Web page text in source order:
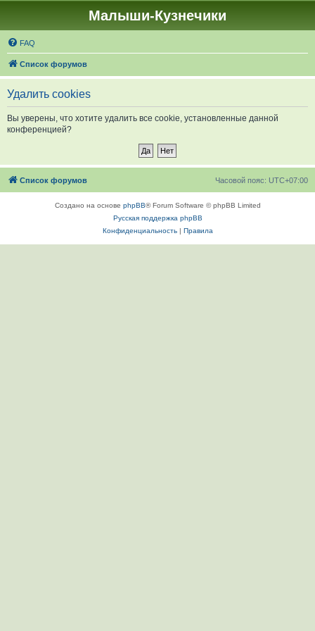
Малыши-Кузнечики
FAQ
Список форумов
Удалить cookies
Вы уверены, что хотите удалить все cookie, установленные данной
конференцией?
Список форумов Часовой пояс: UTC+07:00
Создано на основе phpBB® Forum Software © phpBB Limited
Русская поддержка phpBB
Конфиденциальность| Правила